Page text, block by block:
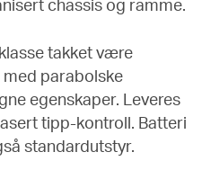
chassis og ramme.
takket være
parabolske
egenskaper. Leveres
tipp-kontroll. Batteri
standardutstyr.